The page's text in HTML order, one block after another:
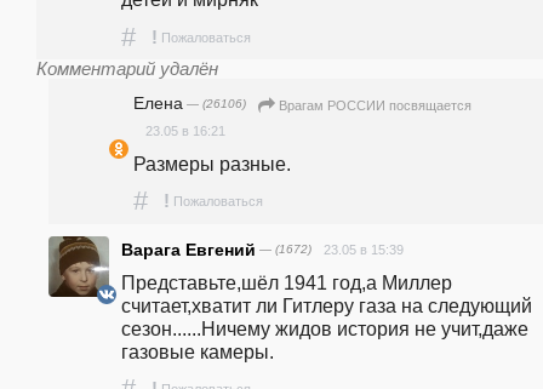
# ! Пожаловаться
Комментарий удалён
Елена — (26106)
Врагам РОССИИ посвящается
23.05 в 16:21
Размеры разные.
# ! Пожаловаться
Варага Евгений — (1672) 23.05 в 15:39
Представьте,шёл 1941 год,а Миллер
считает,хватит ли Гитлеру газа на следующий
сезон......Ничему жидов история не учит,даже
газовые камеры.